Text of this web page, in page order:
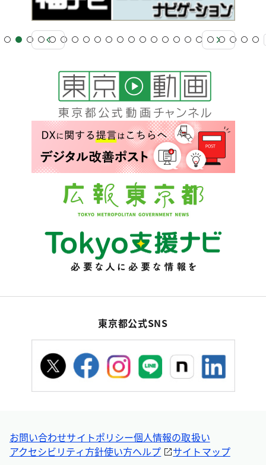
東京都公式SNS
お問い合わせサイトポリシー個人情報の取扱い
アクセシビリティ方針使い方ヘルプ サイトマップ